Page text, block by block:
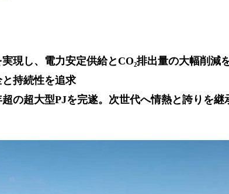
現し、電力安定供給とCO₂排出量の大幅削減
持続性を追求
の超大型PJを完遂。次世代へ情熱と誇りを継